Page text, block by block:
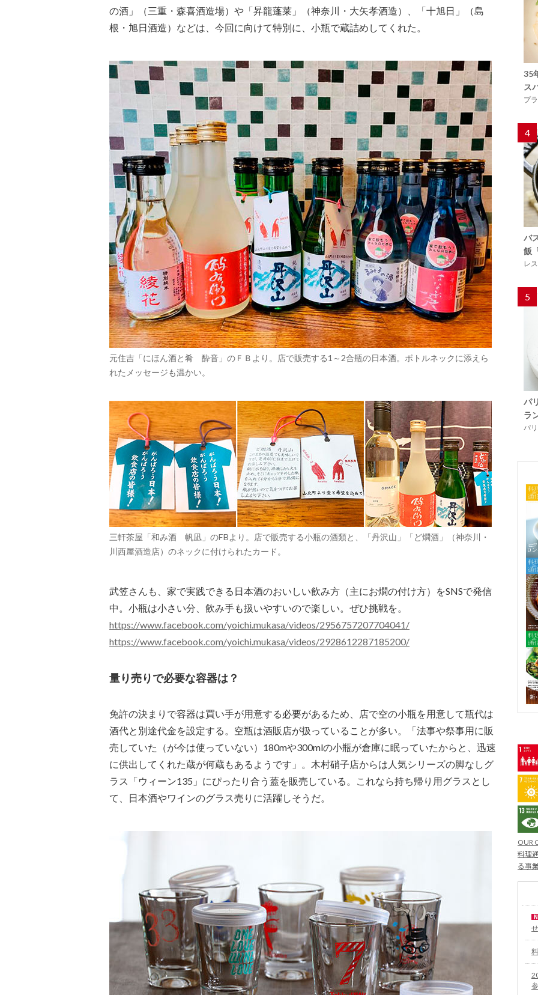
の酒」（三重・森喜酒造場）や「昇龍蓬莱」（神奈川・大矢孝酒造）、「十旭日」（島
根・旭日酒造）などは、今回に向けて特別に、小瓶で蔵詰めしてくれた。
元住吉「にほん酒と肴 酔音」のＦＢより。店で販売する1～2合瓶の日本酒。ボトルネックに添えら
れたメッセージも温かい。
三軒茶屋「和み酒 帆凪」のFBより。店で販売する小瓶の酒類と、「丹沢山」「ど燗酒」（神奈川・
川西屋酒造店）のネックに付けられたカード。
武笠さんも、家で実践できる日本酒のおいしい飲み方（主にお燗の付け方）をSNSで発信
中。小瓶は小さい分、飲み手も扱いやすいので楽しい。ぜひ挑戦を。
https://www.facebook.com/yoichi.mukasa/videos/2956757207704041/
https://www.facebook.com/yoichi.mukasa/videos/2928612287185200/
量り売りで必要な容器は？
免許の決まりで容器は買い手が用意する必要があるため、店で空の小瓶を用意して瓶代は
酒代と別途代金を設定する。空瓶は酒販店が扱っていることが多い。「法事や祭事用に販
売していた（が今は使っていない）180mや300mlの小瓶が倉庫に眠っていたからと、迅速
に供出してくれた蔵が何蔵もあるようです」。木村硝子店からは人気シリーズの脚なしグ
ラス「ウィーン135」にぴったり合う蓋を販売している。これなら持ち帰り用グラスとし
て、日本酒やワインのグラス売りに活躍しそうだ。
35
ス
プ
4
バ
飯
レ
5
パ
ラ
パ
OUR
料理
る事
せ